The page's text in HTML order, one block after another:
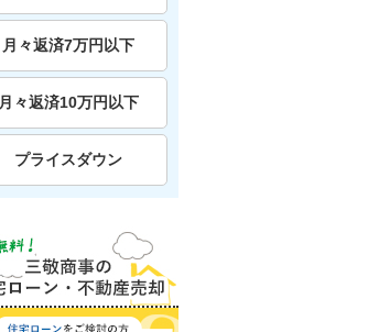
月々返済7万円以下
月々返済10万円以下
プライスダウン